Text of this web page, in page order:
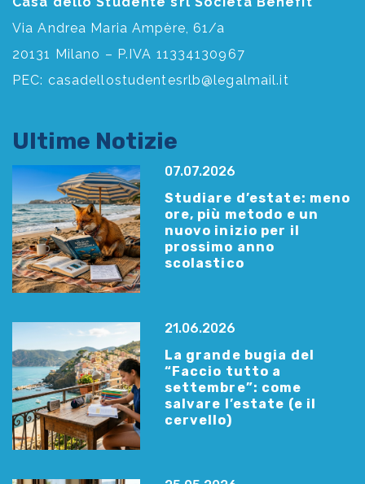
Via Andrea Maria Ampère, 61/a
20131 Milano – P.IVA 11334130967
PEC: casadellostudentesrlb@legalmail.it
Ultime Notizie
07.07.2026
Studiare d’estate: meno
ore, più metodo e un
nuovo inizio per il
prossimo anno
scolastico
21.06.2026
La grande bugia del
“Faccio tutto a
settembre”: come
salvare l’estate (e il
cervello)